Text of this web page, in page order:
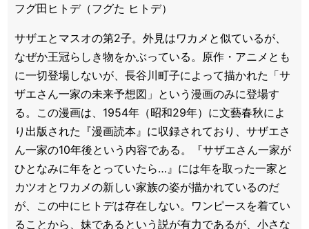
フグ田ヒトデ（フグた ヒトデ）
サザエとマスオの第2子。外見はワカメと似ているが、
なぜか王冠らしき物をかぶっている。原作・アニメとも
に一切登場しないが、長谷川町子によって描かれた「サ
ザエさん一家の未来予想図」という漫画のみに登場す
る。この漫画は、1954年（昭和29年）に文藝春秋によ
り出版された『漫画読本』に収録されており、サザエさ
ん一家の10年後という内容である。『サザエさん一家が
ひとなみに年をとっていたら…』には年を取った一家と
カツオとワカメの新しい家族の姿が描かれているのだ
が、この中にヒトデは存在しない。ワンピースを着てい
ることから、妹であるという説が有力であるが、小さな